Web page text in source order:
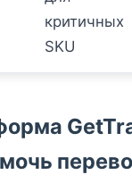
критичных
SKU